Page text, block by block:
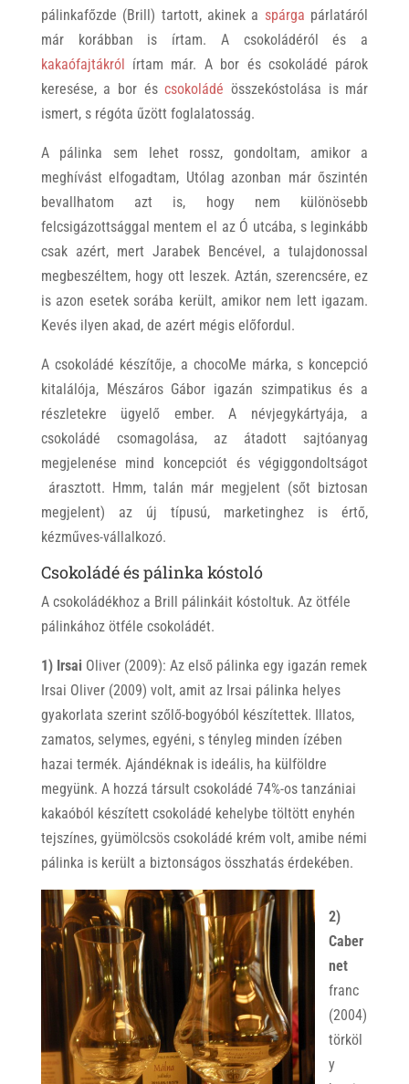
pálinkafőzde (Brill) tartott, akinek a spárga párlatáról
már korábban is írtam. A csokoládéról és a
kakaófajtákról írtam már. A bor és csokoládé párok
keresése, a bor éscsokoládé összekóstolása is már
ismert, s régóta űzött foglalatosság.
A pálinka sem lehet rossz, gondoltam, amikor a
meghívást elfogadtam, Utólag azonban már őszintén
bevallhatom azt is, hogy nem különösebb
felcsigázottsággal mentem el az Ó utcába, s leginkább
csak azért, mert Jarabek Bencével, a tulajdonossal
megbeszéltem, hogy ott leszek. Aztán, szerencsére, ez
is azon esetek sorába került, amikor nem lett igazam.
Kevés ilyen akad, de azért mégis előfordul.
A csokoládé készítője, a chocoMe márka, s koncepció
kitalálója, Mészáros Gábor igazán szimpatikus és a
részletekre ügyelő ember. A névjegykártyája, a
csokoládé csomagolása, az átadott sajtóanyag
megjelenése mind koncepciót és végiggondoltságot
árasztott. Hmm, talán már megjelent (sőt biztosan
megjelent) az új típusú, marketinghez is értő,
kézműves-vállalkozó.
Csokoládé és pálinka kóstoló
A csokoládékhoz a Brill pálinkáit kóstoltuk. Az ötféle
pálinkához ötféle csokoládét.
1) Irsai Oliver (2009): Az első pálinka egy igazán remek
Irsai Oliver (2009) volt, amit az Irsai pálinka helyes
gyakorlata szerint szőlő-bogyóból készítettek. Illatos,
zamatos, selymes, egyéni, s tényleg minden ízében
hazai termék. Ajándéknak is ideális, ha külföldre
megyünk. A hozzá társult csokoládé 74%-os tanzániai
kakaóból készített csokoládé kehelybe töltött enyhén
tejszínes, gyümölcsös csokoládé krém volt, amibe némi
pálinka is került a biztonságos összhatás érdekében.
2)
Caber
net
franc
(2004)
törköl
y